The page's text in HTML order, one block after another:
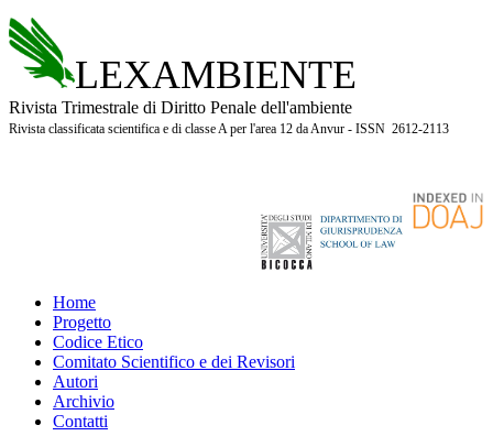
LEXAMBIENTE
Rivista Trimestrale di Diritto Penale dell'ambiente
Rivista classificata scientifica e di classe A per l'area 12 da Anvur - ISSN 2612-2113
Home
Progetto
Codice Etico
Comitato Scientifico e dei Revisori
Autori
Archivio
Contatti